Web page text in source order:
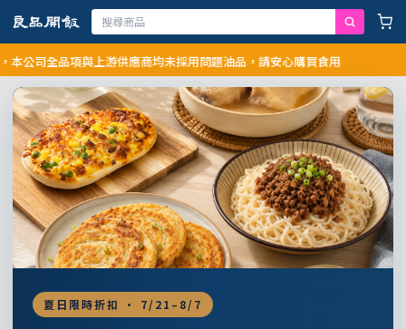
全品項與上游供應商均未採用問題油品，請安心購買食用
夏日限時折扣 · 7/21–8/7